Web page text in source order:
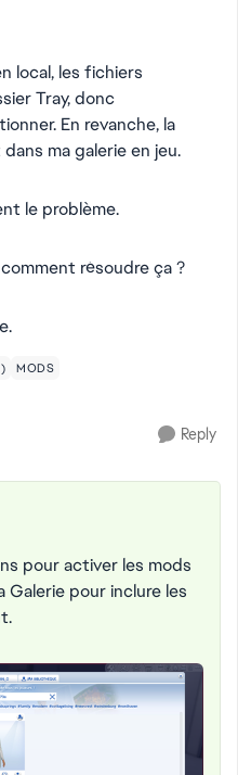
local, les fichiers
Tray, donc
En revanche, la
ma galerie en jeu.
le problème.
résoudre ça ?
MODS
Reply
pour activer les mods
Galerie pour inclure les